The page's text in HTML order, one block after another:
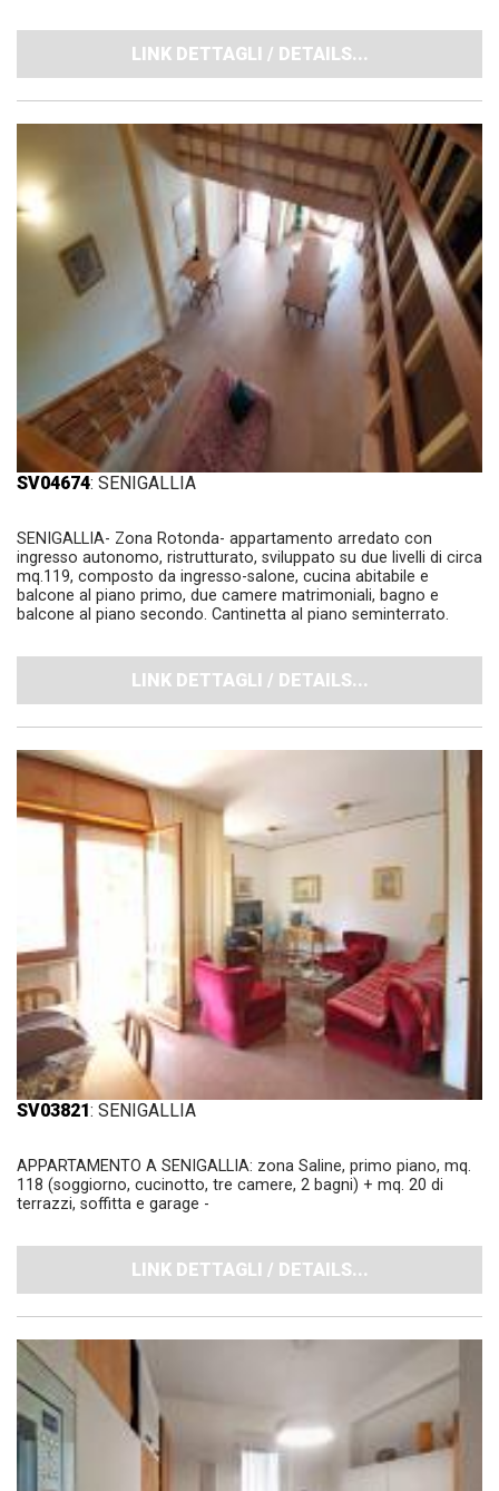
LINK DETTAGLI / DETAILS...
SV04674: SENIGALLIA
SENIGALLIA- Zona Rotonda- appartamento arredato con
ingresso autonomo, ristrutturato, sviluppato su due livelli di circa
mq.119, composto da ingresso-salone, cucina abitabile e
balcone al piano primo, due camere matrimoniali, bagno e
balcone al piano secondo. Cantinetta al piano seminterrato.
LINK DETTAGLI / DETAILS...
SV03821: SENIGALLIA
APPARTAMENTO A SENIGALLIA: zona Saline, primo piano, mq.
118 (soggiorno, cucinotto, tre camere, 2 bagni) + mq. 20 di
terrazzi, soffitta e garage -
LINK DETTAGLI / DETAILS...